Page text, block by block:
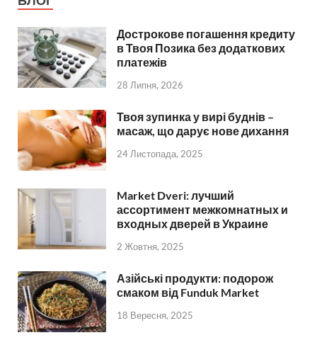
Дострокове погашення кредиту
в Твоя Позика без додаткових
платежів
28 Липня, 2026
Твоя зупинка у вирі буднів –
масаж, що дарує нове дихання
24 Листопада, 2025
Market Dveri: лучший
ассортимент межкомнатных и
входных дверей в Украине
2 Жовтня, 2025
Азійські продукти: подорож
смаком від Funduk Market
18 Вересня, 2025